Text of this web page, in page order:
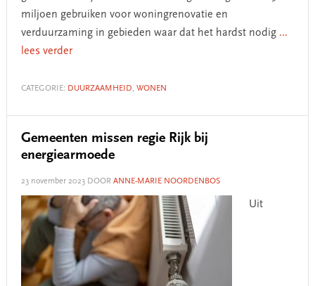
miljoen gebruiken voor woningrenovatie en
verduurzaming in gebieden waar dat het hardst nodig ...
lees verder
CATEGORIE: DUURZAAMHEID, WONEN
Gemeenten missen regie Rijk bij
energiearmoede
23 november 2023DOOR ANNE-MARIE NOORDENBOS
Uit